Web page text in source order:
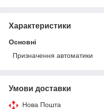
Характеристики
Основні
Призначення автоматики
Умови доставки
Нова Пошта